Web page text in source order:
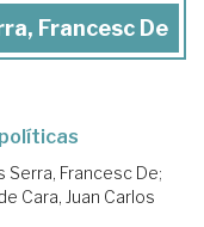
Francesc De
Serra, Francesc De;
Cara, Juan Carlos